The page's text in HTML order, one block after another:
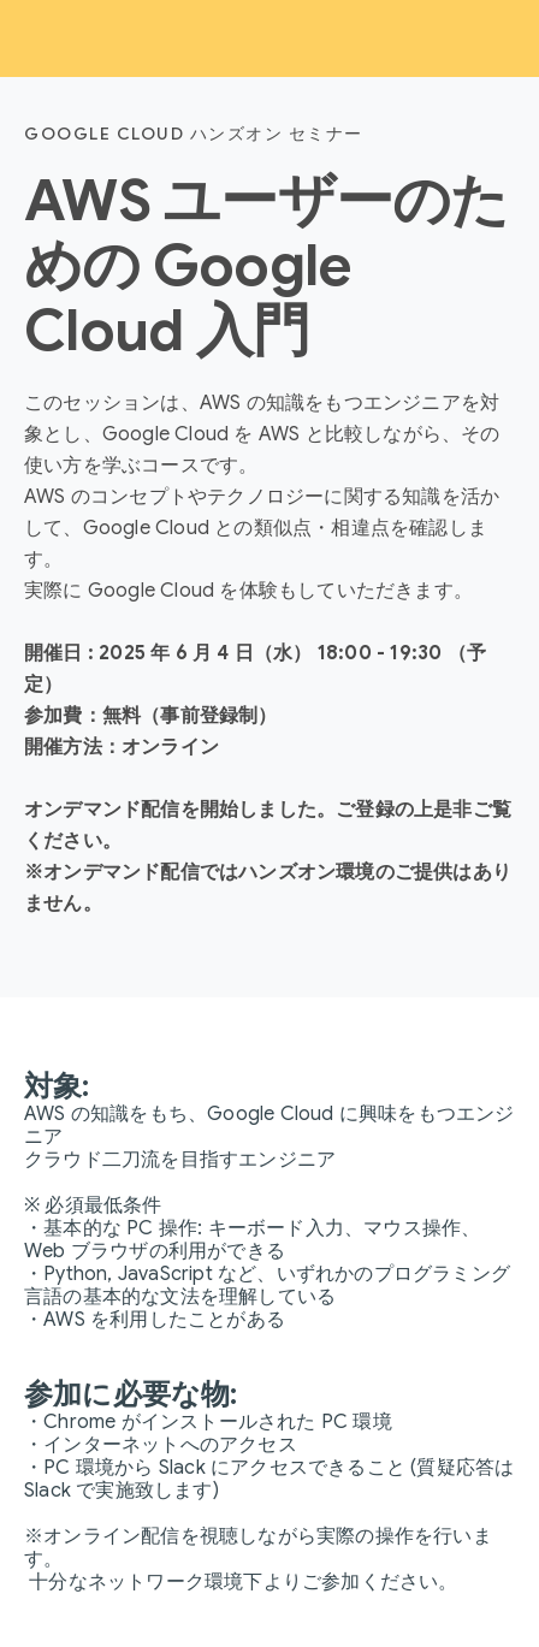
GOOGLE CLOUD ハンズオン セミナー
AWS ユーザーのた
めの Google
Cloud 入門
このセッションは、AWS の知識をもつエンジニアを対
象とし、Google Cloud を AWS と比較しながら、その
使い方を学ぶコースです。
AWS のコンセプトやテクノロジーに関する知識を活か
して、Google Cloud との類似点・相違点を確認しま
す。
実際に Google Cloud を体験もしていただきます。
開催日 : 2025 年 6 月 4 日（水） 18:00 - 19:30 （予
定）
参加費：無料（事前登録制）
開催方法：オンライン
オンデマンド配信を開始しました。ご登録の上是非ご覧
ください。
※オンデマンド配信ではハンズオン環境のご提供はあり
ません。
対象:
AWS の知識をもち、Google Cloud に興味をもつエンジ
ニア
クラウド二刀流を目指すエンジニア
※ 必須最低条件
・基本的な PC 操作: キーボード入力、マウス操作、
Web ブラウザの利用ができる
・Python, JavaScript など、いずれかのプログラミング
言語の基本的な文法を理解している
・AWS を利用したことがある
参加に必要な物:
・Chrome がインストールされた PC 環境
・インターネットへのアクセス
・PC 環境から Slack にアクセスできること (質疑応答は
Slack で実施致します)
※オンライン配信を視聴しながら実際の操作を行いま
す。
十分なネットワーク環境下よりご参加ください。